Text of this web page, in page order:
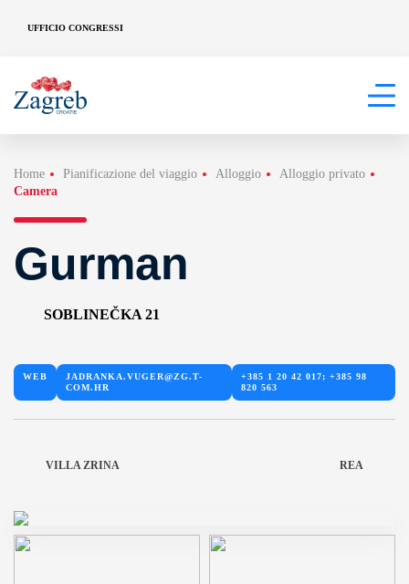
UFFICIO CONGRESSI
Home Pianificazione del viaggio Alloggio
Alloggio privato
Camera
Gurman
SOBLINEČKA 21
WEB
JADRANKA.VUGER@ZG.T-
COM.HR
+385 1 20 42 017; +385 98
820 563
VILLA ZRINA REA